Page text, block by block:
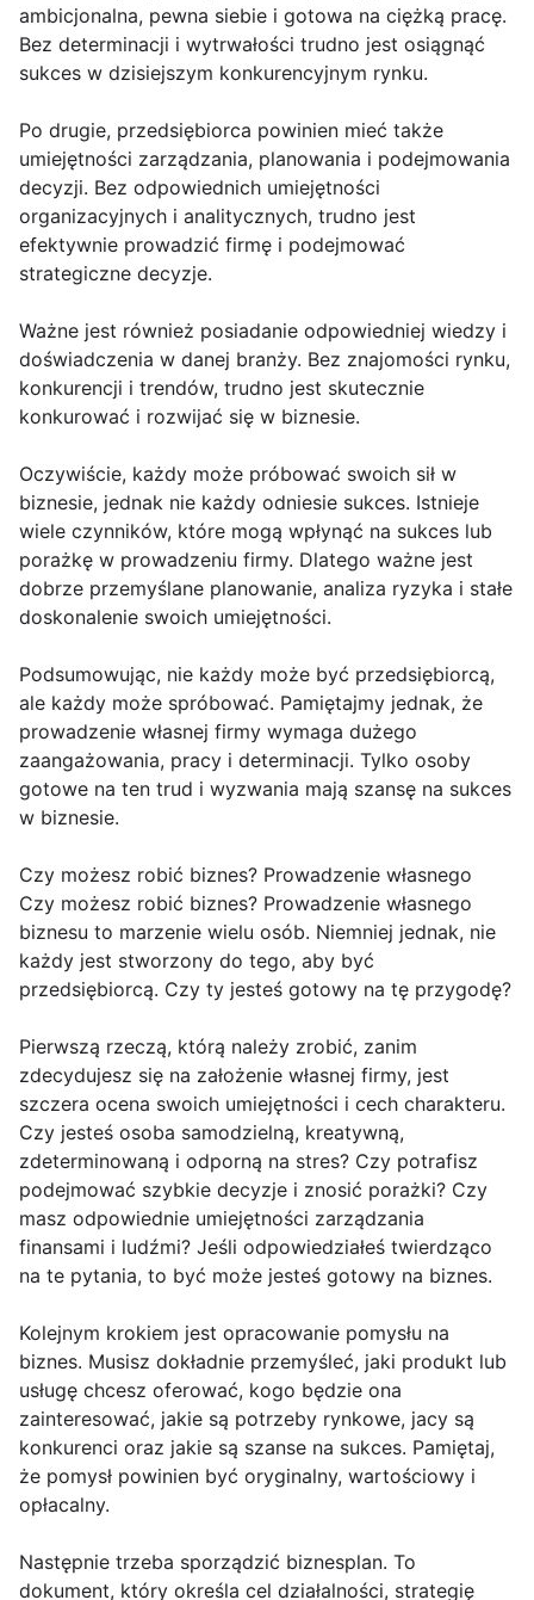
ambicjonalna, pewna siebie i gotowa na ciężką pracę.
Bez determinacji i wytrwałości trudno jest osiągnąć
sukces w dzisiejszym konkurencyjnym rynku.
Po drugie, przedsiębiorca powinien mieć także
umiejętności zarządzania, planowania i podejmowania
decyzji. Bez odpowiednich umiejętności
organizacyjnych i analitycznych, trudno jest
efektywnie prowadzić firmę i podejmować
strategiczne decyzje.
Ważne jest również posiadanie odpowiedniej wiedzy i
doświadczenia w danej branży. Bez znajomości rynku,
konkurencji i trendów, trudno jest skutecznie
konkurować i rozwijać się w biznesie.
Oczywiście, każdy może próbować swoich sił w
biznesie, jednak nie każdy odniesie sukces. Istnieje
wiele czynników, które mogą wpłynąć na sukces lub
porażkę w prowadzeniu firmy. Dlatego ważne jest
dobrze przemyślane planowanie, analiza ryzyka i stałe
doskonalenie swoich umiejętności.
Podsumowując, nie każdy może być przedsiębiorcą,
ale każdy może spróbować. Pamiętajmy jednak, że
prowadzenie własnej firmy wymaga dużego
zaangażowania, pracy i determinacji. Tylko osoby
gotowe na ten trud i wyzwania mają szansę na sukces
w biznesie.
Czy możesz robić biznes? Prowadzenie własnego
Czy możesz robić biznes? Prowadzenie własnego
biznesu to marzenie wielu osób. Niemniej jednak, nie
każdy jest stworzony do tego, aby być
przedsiębiorcą. Czy ty jesteś gotowy na tę przygodę?
Pierwszą rzeczą, którą należy zrobić, zanim
zdecydujesz się na założenie własnej firmy, jest
szczera ocena swoich umiejętności i cech charakteru.
Czy jesteś osoba samodzielną, kreatywną,
zdeterminowaną i odporną na stres? Czy potrafisz
podejmować szybkie decyzje i znosić porażki? Czy
masz odpowiednie umiejętności zarządzania
finansami i ludźmi? Jeśli odpowiedziałeś twierdząco
na te pytania, to być może jesteś gotowy na biznes.
Kolejnym krokiem jest opracowanie pomysłu na
biznes. Musisz dokładnie przemyśleć, jaki produkt lub
usługę chcesz oferować, kogo będzie ona
zainteresować, jakie są potrzeby rynkowe, jacy są
konkurenci oraz jakie są szanse na sukces. Pamiętaj,
że pomysł powinien być oryginalny, wartościowy i
opłacalny.
Następnie trzeba sporządzić biznesplan. To
dokument, który określa cel działalności, strategię